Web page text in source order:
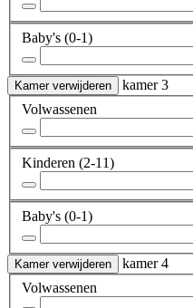
Baby's (0-1)
Kamer verwijderen
kamer 3
Volwassenen
Kinderen (2-11)
Baby's (0-1)
Kamer verwijderen
kamer 4
Volwassenen